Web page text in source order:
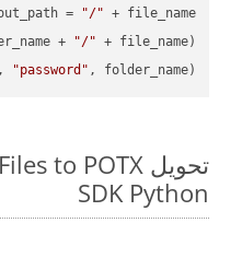
=
"/"
+
"/"
"password" , folder_name)
SDK Python